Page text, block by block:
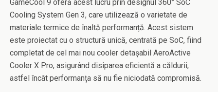
GameCool 9 oferă acest lucru prin designul 360° SoC
Cooling System Gen 3, care utilizează o varietate de
materiale termice de înaltă performanță. Acest sistem
este proiectat cu o structură unică, centrată pe SoC, fiind
completat de cel mai nou cooler detașabil AeroActive
Cooler X Pro, asigurând disiparea eficientă a căldurii,
astfel încât performanța să nu fie niciodată compromisă.